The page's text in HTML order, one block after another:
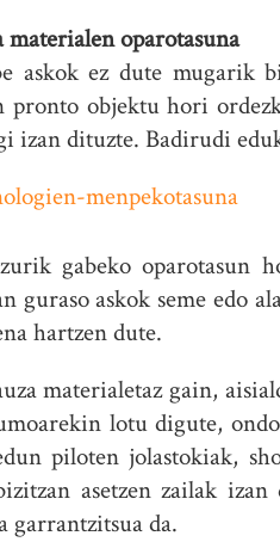
materialen oparotasuna
askok ez dute mugarik
pronto objektu hori
izan dituzte. Badirudi
gabeko oparotasun
guraso askok seme edo
hartzen dute.
materialetaz gain,
lotu digute,
piloten jolastokiak,
asetzen zailak
garrantzitsua da.